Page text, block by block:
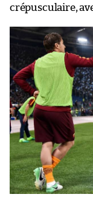
crépusculaire,